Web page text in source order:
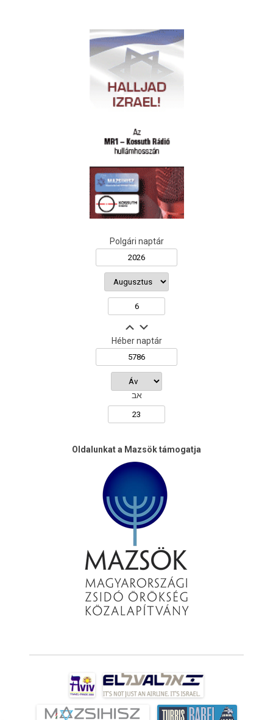
Polgári naptár
Héber naptár
אב
Oldalunkat a Mazsök támogatja